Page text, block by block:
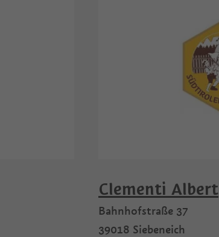
Clementi Albert
Bahnhofstraße 37
39018 Siebeneich